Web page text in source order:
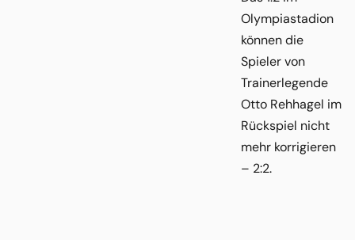
Olympiastadion
können die
Spieler von
Trainerlegende
Otto Rehhagel im
Rückspiel nicht
mehr korrigieren
– 2:2.